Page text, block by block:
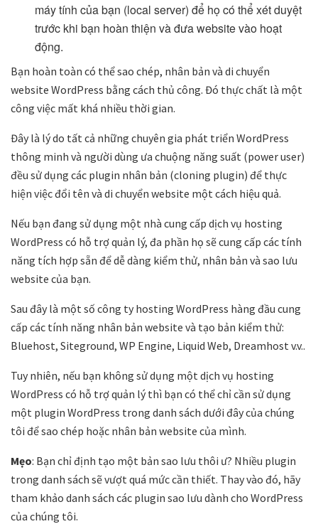
máy tính của bạn (local server) để họ có thể xét duyệt
trước khi bạn hoàn thiện và đưa website vào hoạt
động.
Bạn hoàn toàn có thể sao chép, nhân bản và di chuyển
website WordPress bằng cách thủ công. Đó thực chất là một
công việc mất khá nhiều thời gian.
Đây là lý do tất cả những chuyên gia phát triển WordPress
thông minh và người dùng ưa chuộng năng suất (power user)
đều sử dụng các plugin nhân bản (cloning plugin) để thực
hiện việc đổi tên và di chuyển website một cách hiệu quả.
Nếu bạn đang sử dụng một nhà cung cấp dịch vụ hosting
WordPress có hỗ trợ quản lý, đa phần họ sẽ cung cấp các tính
năng tích hợp sẵn để dễ dàng kiểm thử, nhân bản và sao lưu
website của bạn.
Sau đây là một số công ty hosting WordPress hàng đầu cung
cấp các tính năng nhân bản website và tạo bản kiểm thử:
Bluehost, Siteground, WP Engine, Liquid Web, Dreamhost v.v..
Tuy nhiên, nếu bạn không sử dụng một dịch vụ hosting
WordPress có hỗ trợ quản lý thì bạn có thể chỉ cần sử dụng
một plugin WordPress trong danh sách dưới đây của chúng
tôi để sao chép hoặc nhân bản website của mình.
Mẹo: Bạn chỉ định tạo một bản sao lưu thôi ư? Nhiều plugin
trong danh sách sẽ vượt quá mức cần thiết. Thay vào đó, hãy
tham khảo danh sách các plugin sao lưu dành cho WordPress
của chúng tôi.